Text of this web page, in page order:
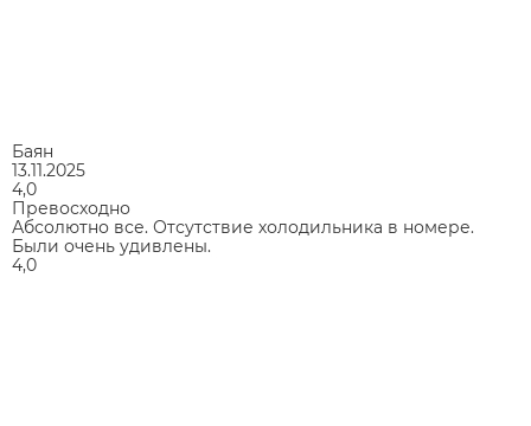
Баян
13.11.2025
4,0
Превосходно
Абсолютно все. Отсутствие холодильника в номере.
Были очень удивлены.
4,0